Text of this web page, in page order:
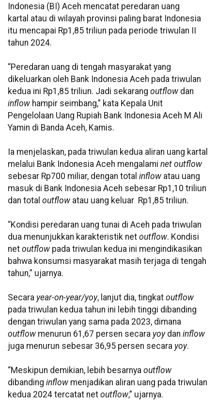
Indonesia (BI) Aceh mencatat peredaran uang
kartal atau di wilayah provinsi paling barat Indonesia
itu mencapai Rp1,85 triliun pada periode triwulan II
tahun 2024.
“Peredaran uang di tengah masyarakat yang
dikeluarkan oleh Bank Indonesia Aceh pada triwulan
kedua ini Rp1,85 triliun. Jadi sekarang outflow dan
inflow hampir seimbang," kata Kepala Unit
Pengelolaan Uang Rupiah Bank Indonesia Aceh M Ali
Yamin di Banda Aceh, Kamis.
Ia menjelaskan, pada triwulan kedua aliran uang kartal
melalui Bank Indonesia Aceh mengalami net outflow
sebesar Rp700 miliar, dengan total inflow atau uang
masuk di Bank Indonesia Aceh sebesar Rp1,10 triliun
dan total outflow atau uang keluar Rp1,85 triliun.
“Kondisi peredaran uang tunai di Aceh pada triwulan
dua menunjukkan karakteristik net outflow. Kondisi
net outflow pada triwulan kedua ini mengindikasikan
bahwa konsumsi masyarakat masih terjaga di tengah
tahun,” ujarnya.
Secara year-on-year/yoy, lanjut dia, tingkat outflow
pada triwulan kedua tahun ini lebih tinggi dibanding
dengan triwulan yang sama pada 2023, dimana
outflow menurun 61,67 persen secara yoydan inflow
juga menurun sebesar 36,95 persen secara yoy.
“Meskipun demikian, lebih besarnya outflow
dibanding inflow menjadikan aliran uang pada triwulan
kedua 2024 tercatat net outflow,” ujarnya.